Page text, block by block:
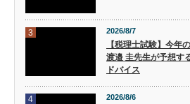
3 2026/8/7
【税理士試験】今年
渡邉 圭先生が予想す
ドバイス
4 2026/8/6